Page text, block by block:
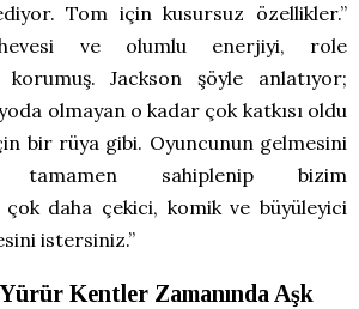
Tom için kusursuz özellikler.”
ve olumlu enerjiyi, role
korumuş. Jackson şöyle anlatıyor;
olmayan o kadar çok katkısı oldu
bir rüya gibi. Oyuncunun gelmesini
sahiplenip bizim
çok daha çekici, komik ve büyüleyici
istersiniz.”
Kentler Zamanında Aşk